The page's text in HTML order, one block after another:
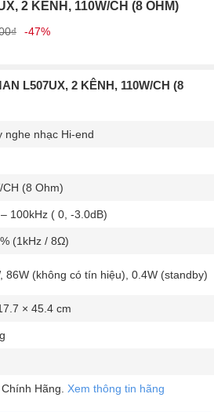
2 KÊNH, 110W/CH (8 OHM)
-47%
L507UX, 2 KÊNH, 110W/CH (8
nghe nhạc Hi-end
CH (8 Ohm)
100kHz ( 0, -3.0dB)
(1kHz / 8Ω)
86W (không có tín hiệu), 0.4W (standby)
× 45.4 cm
Hãng. Xem thông tin hãng